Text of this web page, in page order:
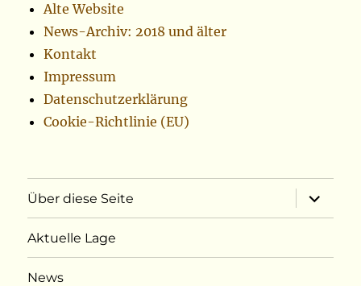
Alte Website
News-Archiv: 2018 und älter
Kontakt
Impressum
Datenschutzerklärung
Cookie-Richtlinie (EU)
Über diese Seite
öffnen
Aktuelle Lage
News